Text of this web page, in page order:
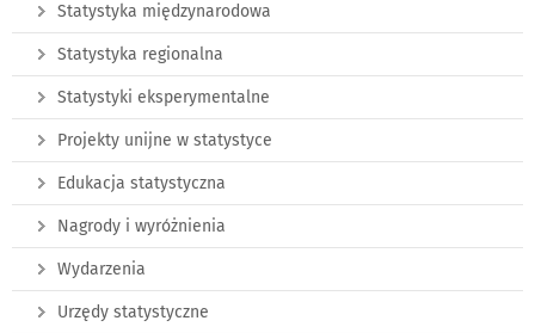
Statystyka międzynarodowa
Statystyka regionalna
Statystyki eksperymentalne
Projekty unijne w statystyce
Edukacja statystyczna
Nagrody i wyróżnienia
Wydarzenia
Urzędy statystyczne